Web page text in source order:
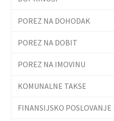
POREZ NA DOHODAK
POREZ NA DOBIT
POREZ NA IMOVINU
KOMUNALNE TAKSE
FINANSIJSKO POSLOVANJE